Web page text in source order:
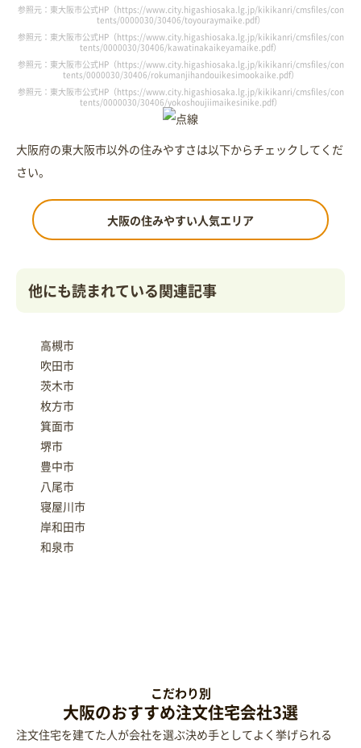
参照元：東大阪市公式HP（https://www.city.higashiosaka.lg.jp/kikikanri/cmsfiles/con
tents/0000030/30406/toyouraymaike.pdf）
参照元：東大阪市公式HP（https://www.city.higashiosaka.lg.jp/kikikanri/cmsfiles/con
tents/0000030/30406/kawatinakaikeyamaike.pdf）
参照元：東大阪市公式HP（https://www.city.higashiosaka.lg.jp/kikikanri/cmsfiles/con
tents/0000030/30406/rokumanjihandouikesimookaike.pdf）
参照元：東大阪市公式HP（https://www.city.higashiosaka.lg.jp/kikikanri/cmsfiles/con
tents/0000030/30406/yokoshoujiimaikesinike.pdf）
大阪府の東大阪市以外の住みやすさは以下からチェックしてくだ
さい。
大阪の住みやすい人気エリア
他にも読まれている関連記事
高槻市
吹田市
茨木市
枚方市
箕面市
堺市
豊中市
八尾市
寝屋川市
岸和田市
和泉市
こだわり別
大阪のおすすめ注文住宅会社3選
注文住宅を建てた人が会社を選ぶ決め手としてよく挙げられる